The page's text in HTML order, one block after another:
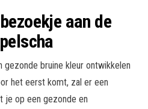
aan de
gezonde bruine kleur ontwikkelen
het eerst komt, zal er een
je op een gezonde en